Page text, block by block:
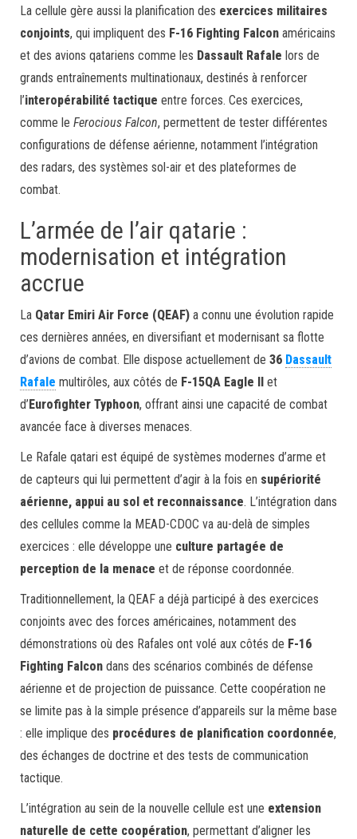
La cellule gère aussi la planification des exercices militaires
conjoints, qui impliquent des F-16 Fighting Falcon américains
et des avions qatariens comme les Dassault Rafale lors de
grands entraînements multinationaux, destinés à renforcer
l’interopérabilité tactique entre forces. Ces exercices,
comme le Ferocious Falcon, permettent de tester différentes
configurations de défense aérienne, notamment l’intégration
des radars, des systèmes sol-air et des plateformes de
combat.
L’armée de l’air qatarie :
modernisation et intégration
accrue
La Qatar Emiri Air Force (QEAF) a connu une évolution rapide
ces dernières années, en diversifiant et modernisant sa flotte
d’avions de combat. Elle dispose actuellement de 36 Dassault
Rafale multirôles, aux côtés de F-15QA Eagle II et
d’Eurofighter Typhoon, offrant ainsi une capacité de combat
avancée face à diverses menaces.
Le Rafale qatari est équipé de systèmes modernes d’arme et
de capteurs qui lui permettent d’agir à la fois en supériorité
aérienne, appui au sol et reconnaissance. L’intégration dans
des cellules comme la MEAD-CDOC va au-delà de simples
exercices : elle développe une culture partagée de
perception de la menace et de réponse coordonnée.
Traditionnellement, la QEAF a déjà participé à des exercices
conjoints avec des forces américaines, notamment des
démonstrations où des Rafales ont volé aux côtés de F-16
Fighting Falcon dans des scénarios combinés de défense
aérienne et de projection de puissance. Cette coopération ne
se limite pas à la simple présence d’appareils sur la même base
: elle implique des procédures de planification coordonnée,
des échanges de doctrine et des tests de communication
tactique.
L’intégration au sein de la nouvelle cellule est une extension
naturelle de cette coopération, permettant d’aligner les